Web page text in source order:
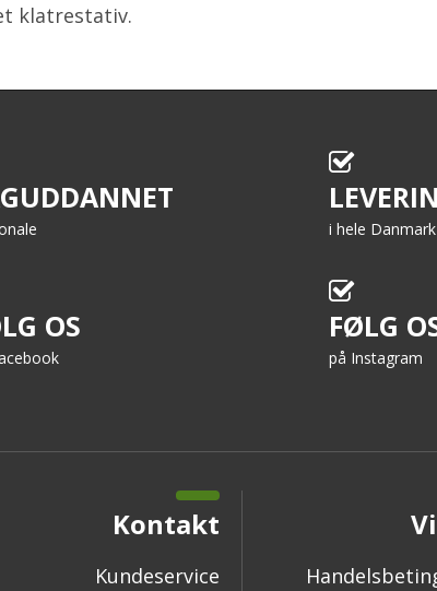
klatrestativ.
i hele Danmark
OS FØLG
på Instagram
Kontakt
Kundeservice